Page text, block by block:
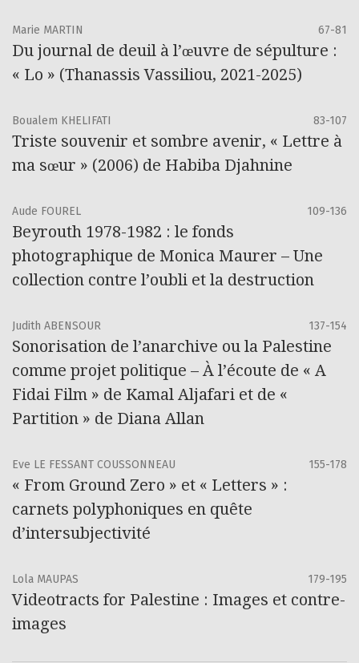
Marie MARTIN 67-81
Du journal de deuil à l’œuvre de sépulture :
« Lo » (Thanassis Vassiliou, 2021-2025)
Boualem KHELIFATI 83-107
Triste souvenir et sombre avenir, « Lettre à
ma sœur » (2006) de Habiba Djahnine
Aude FOUREL 109-136
Beyrouth 1978-1982 : le fonds
photographique de Monica Maurer – Une
collection contre l’oubli et la destruction
Judith ABENSOUR 137-154
Sonorisation de l’anarchive ou la Palestine
comme projet politique – À l’écoute de « A
Fidai Film » de Kamal Aljafari et de «
Partition » de Diana Allan
Eve LE FESSANT COUSSONNEAU 155-178
« From Ground Zero » et « Letters » :
carnets polyphoniques en quête
d’intersubjectivité
Lola MAUPAS 179-195
Videotracts for Palestine : Images et contre-
images